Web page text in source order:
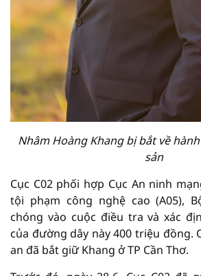
Nhâm Hoàng Khang bị bắt về
sản
Cục C02 phối hợp Cục An ninh
tội phạm công nghệ cao (A05),
chóng vào cuộc điều tra và xác
của đường dây này 400 triệu đồng.
an đã bắt giữ Khang ở TP Cần Thơ.